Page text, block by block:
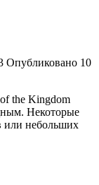
Опубликовано 10
the Kingdom
Некоторые
или небольших